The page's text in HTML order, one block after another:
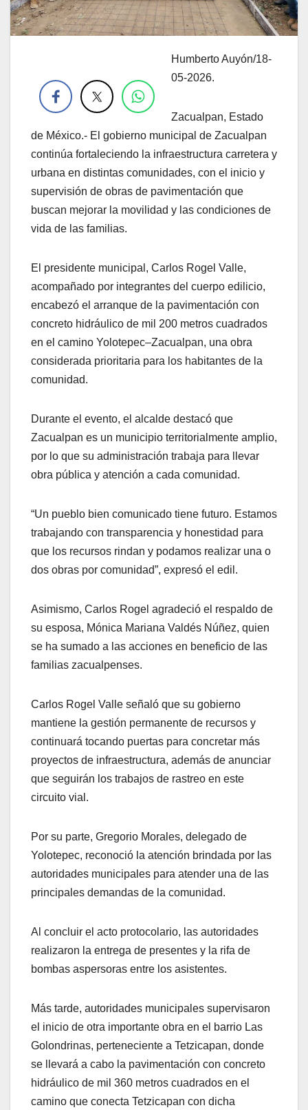
Humberto Auyón/18-
05-2026.
Zacualpan, Estado
de México.- El gobierno municipal de Zacualpan
continúa fortaleciendo la infraestructura carretera y
urbana en distintas comunidades, con el inicio y
supervisión de obras de pavimentación que
buscan mejorar la movilidad y las condiciones de
vida de las familias.
El presidente municipal, Carlos Rogel Valle,
acompañado por integrantes del cuerpo edilicio,
encabezó el arranque de la pavimentación con
concreto hidráulico de mil 200 metros cuadrados
en el camino Yolotepec–Zacualpan, una obra
considerada prioritaria para los habitantes de la
comunidad.
Durante el evento, el alcalde destacó que
Zacualpan es un municipio territorialmente amplio,
por lo que su administración trabaja para llevar
obra pública y atención a cada comunidad.
“Un pueblo bien comunicado tiene futuro. Estamos
trabajando con transparencia y honestidad para
que los recursos rindan y podamos realizar una o
dos obras por comunidad”, expresó el edil.
Asimismo, Carlos Rogel agradeció el respaldo de
su esposa, Mónica Mariana Valdés Núñez, quien
se ha sumado a las acciones en beneficio de las
familias zacualpenses.
Carlos Rogel Valle señaló que su gobierno
mantiene la gestión permanente de recursos y
continuará tocando puertas para concretar más
proyectos de infraestructura, además de anunciar
que seguirán los trabajos de rastreo en este
circuito vial.
Por su parte, Gregorio Morales, delegado de
Yolotepec, reconoció la atención brindada por las
autoridades municipales para atender una de las
principales demandas de la comunidad.
Al concluir el acto protocolario, las autoridades
realizaron la entrega de presentes y la rifa de
bombas aspersoras entre los asistentes.
Más tarde, autoridades municipales supervisaron
el inicio de otra importante obra en el barrio Las
Golondrinas, perteneciente a Tetzicapan, donde
se llevará a cabo la pavimentación con concreto
hidráulico de mil 360 metros cuadrados en el
camino que conecta Tetzicapan con dicha